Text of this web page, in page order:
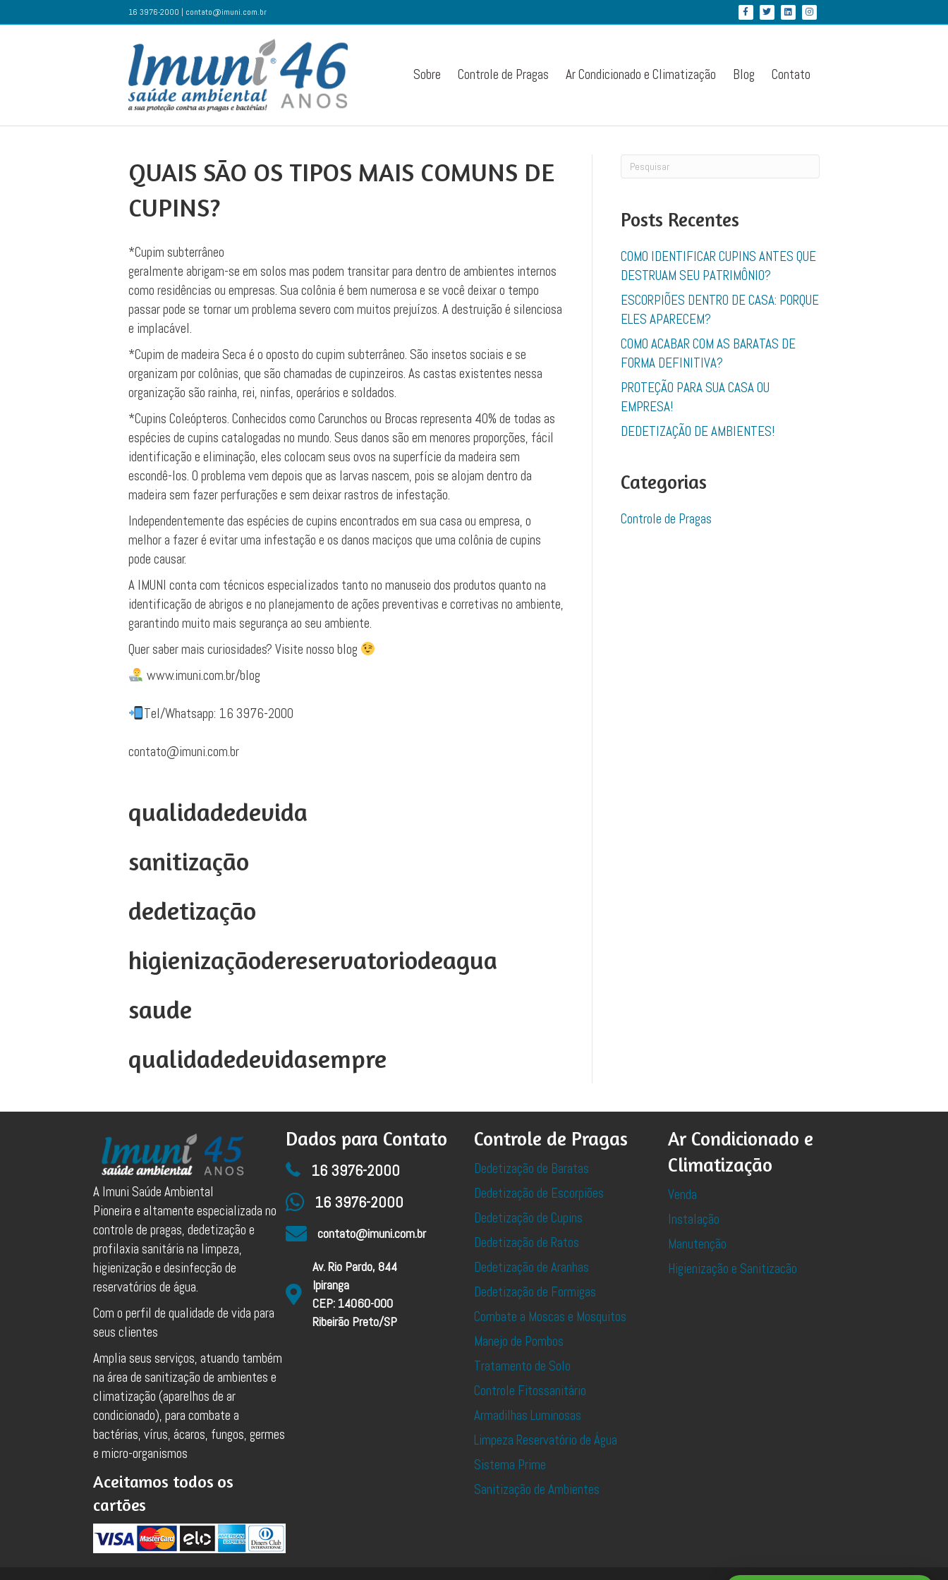
16 3976-2000 | contato@imuni.com.br FacebookTwitter Linkedin
Sobre Controle de Pragas Ar Condicionado e Climatização Blog Contato
QUAIS SÃO OS TIPOS MAIS COMUNS DE
CUPINS?
*Cupim subterrâneo
geralmente abrigam-se em solos mas podem transitar para dentro de ambientes internos
como residências ou empresas. Sua colônia é bem numerosa e se você deixar o tempo
passar pode se tornar um problema severo com muitos prejuízos. A destruição é silenciosa
e implacável.
*Cupim de madeira Seca é o oposto do cupim subterrâneo. São insetos sociais e se
organizam por colônias, que são chamadas de cupinzeiros. As castas existentes nessa
organização são rainha, rei, ninfas, operários e soldados.
*Cupins Coleópteros. Conhecidos como Carunchos ou Brocas representa 40% de todas as
espécies de cupins catalogadas no mundo. Seus danos são em menores proporções, fácil
identificação e eliminação, eles colocam seus ovos na superfície da madeira sem
escondê-los. O problema vem depois que as larvas nascem, pois se alojam dentro da
madeira sem fazer perfurações e sem deixar rastros de infestação.
Independentemente das espécies de cupins encontrados em sua casa ou empresa, o
melhor a fazer é evitar uma infestação e os danos maciços que uma colônia de cupins
pode causar.
A IMUNI conta com técnicos especializados tanto no manuseio dos produtos quanto na
identificação de abrigos e no planejamento de ações preventivas e corretivas no ambiente,
garantindo muito mais segurança ao seu ambiente.
Quer saber mais curiosidades? Visite nosso blog
www.imuni.com.br/blog
Tel/Whatsapp: 16 3976-2000
contato@imuni.com.br
qualidadedevida
sanitização
dedetização
higienizaçãodereservatoriodeagua
saude
qualidadedevidasempre
Posts Recentes
COMO IDENTIFICAR CUPINS ANTES QUE
DESTRUAM SEU PATRIMÔNIO?
ESCORPIÕES DENTRO DE CASA: PORQUE
ELES APARECEM?
COMO ACABAR COM AS BARATAS DE
FORMA DEFINITIVA?
PROTEÇÃO PARA SUA CASA OU
EMPRESA!
DEDETIZAÇÃO DE AMBIENTES!
Categorias
Controle de Pragas
A Imuni Saúde Ambiental
Pioneira e altamente especializada no
controle de pragas, dedetização e
profilaxia sanitária na limpeza,
higienização e desinfecção de
reservatórios de água.
Com o perfil de qualidade de vida para
seus clientes
Amplia seus serviços, atuando também
na área de sanitização de ambientes e
climatização (aparelhos de ar
condicionado), para combate a
bactérias, vírus, ácaros, fungos, germes
e micro-organismos
Aceitamos todos os
cartões
Dados para Contato
16 3976-2000
16 3976-2000
contato@imuni.com.br
Av. Rio Pardo, 844
Ipiranga
CEP: 14060-000
Ribeirão Preto/SP
Controle de Pragas
Dedetização de Baratas
Dedetização de Escorpiões
Dedetização de Cupins
Dedetização de Ratos
Dedetização de Aranhas
Dedetização de Formigas
Combate a Moscas e Mosquitos
Manejo de Pombos
Tratamento de Solo
Controle Fitossanitário
Armadilhas Luminosas
Limpeza Reservatório de Água
Sistema Prime
Sanitização de Ambientes
Ar Condicionado e
Climatização
Venda
Instalação
Manutenção
Higienização e Sanitizacão